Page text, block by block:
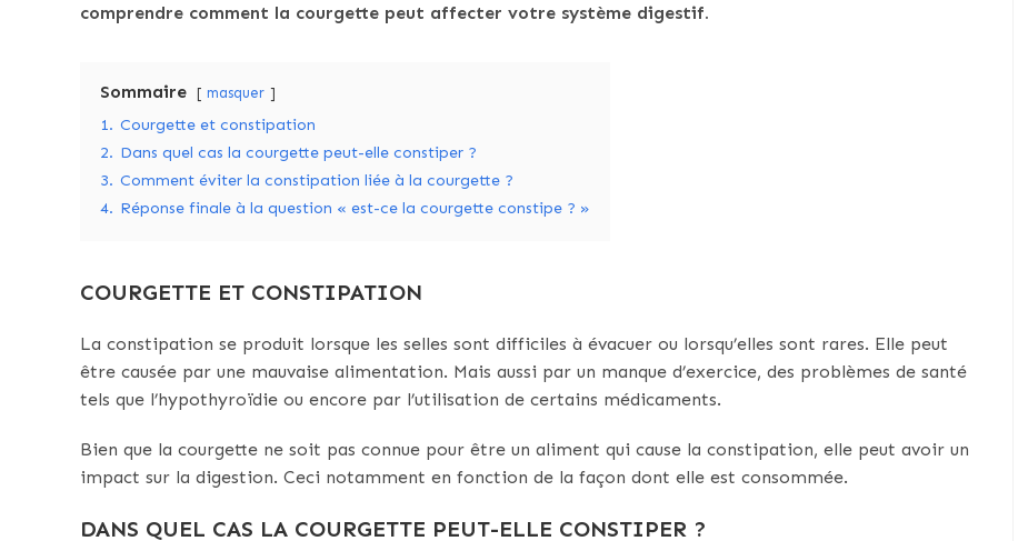
comprendre comment la courgette peut affecter votre système digestif.
Sommaire masquer
1. Courgette et constipation
2. Dans quel cas la courgette peut-elle constiper ?
3. Comment éviter la constipation liée à la courgette ?
4. Réponse finale à la question « est-ce la courgette constipe ? »
COURGETTE ET CONSTIPATION
La constipation se produit lorsque les selles sont difficiles à évacuer ou lorsqu’elles sont rares. Elle peut
être causée par une mauvaise alimentation. Mais aussi par un manque d’exercice, des problèmes de santé
tels que l’hypothyroïdie ou encore par l’utilisation de certains médicaments.
Bien que la courgette ne soit pas connue pour être un aliment qui cause la constipation, elle peut avoir un
impact sur la digestion. Ceci notamment en fonction de la façon dont elle est consommée.
DANS QUEL CAS LA COURGETTE PEUT-ELLE CONSTIPER ?